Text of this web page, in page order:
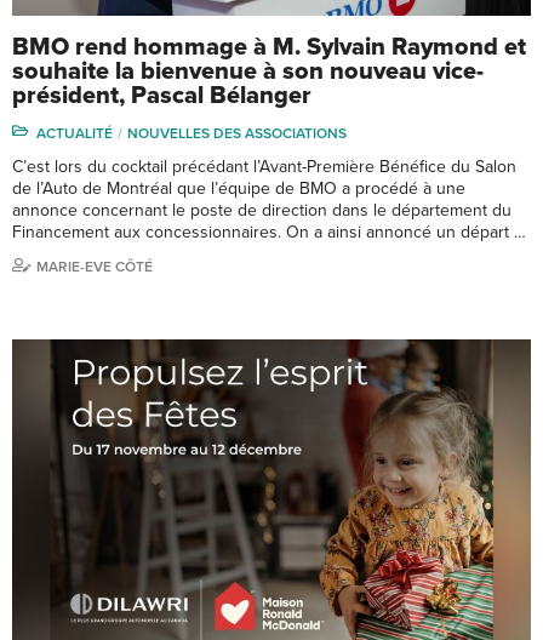
BMO rend hommage à M. Sylvain Raymond et
souhaite la bienvenue à son nouveau vice-
président, Pascal Bélanger
ACTUALITÉ NOUVELLES DES ASSOCIATIONS
C’est lors du cocktail précédant l’Avant-Première Bénéfice du Salon
de l’Auto de Montréal que l’équipe de BMO a procédé à une
annonce concernant le poste de direction dans le département du
Financement aux concessionnaires. On a ainsi annoncé un départ …
MARIE-EVE CÔTÉ